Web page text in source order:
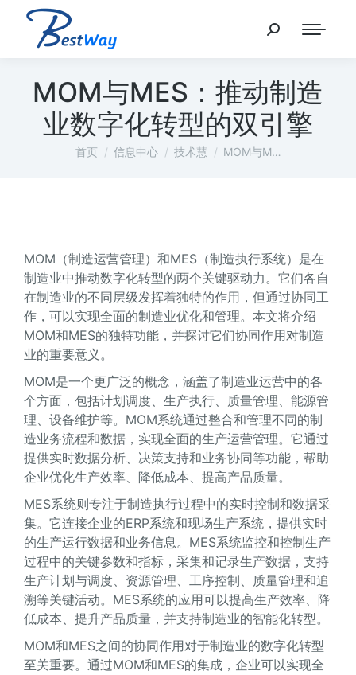
MOM与MES：推动制造
业数字化转型的双引擎
您在这里：
首页 信息中心 技术慧 MOM与M…
MOM（制造运营管理）和MES（制造执行系统）是在
制造业中推动数字化转型的两个关键驱动力。它们各自
在制造业的不同层级发挥着独特的作用，但通过协同工
作，可以实现全面的制造业优化和管理。本文将介绍
MOM和MES的独特功能，并探讨它们协同作用对制造
业的重要意义。
MOM是一个更广泛的概念，涵盖了制造业运营中的各
个方面，包括计划调度、生产执行、质量管理、能源管
理、设备维护等。MOM系统通过整合和管理不同的制
造业务流程和数据，实现全面的生产运营管理。它通过
提供实时数据分析、决策支持和业务协同等功能，帮助
企业优化生产效率、降低成本、提高产品质量。
MES系统则专注于制造执行过程中的实时控制和数据采
集。它连接企业的ERP系统和现场生产系统，提供实时
的生产运行数据和业务信息。MES系统监控和控制生产
过程中的关键参数和指标，采集和记录生产数据，支持
生产计划与调度、资源管理、工序控制、质量管理和追
溯等关键活动。MES系统的应用可以提高生产效率、降
低成本、提升产品质量，并支持制造业的智能化转型。
MOM和MES之间的协同作用对于制造业的数字化转型
至关重要。通过MOM和MES的集成，企业可以实现全